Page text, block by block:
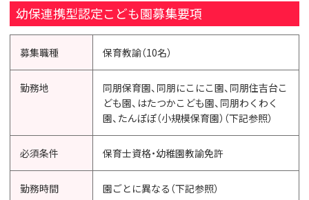
幼保連携型認定こども園募集要項
募集職種 保育教諭（10名）
勤務地
同朋保育園、同朋にこにこ園、同朋住吉台こ
ども園、はたつかこども園、同朋わくわく
園、たんぽぽ（小規模保育園）（下記参照）
必須条件 保育士資格・幼稚園教諭免許
勤務時間 園ごとに異なる（下記参照）